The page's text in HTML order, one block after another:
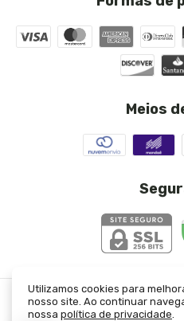
Utilizamos cookies para
nosso site. Ao continuar
nossa política de privacidade.
Meios
T-Shirt Off